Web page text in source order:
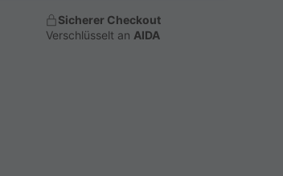
Sicherer Checkout
Verschlüsselt an AIDA